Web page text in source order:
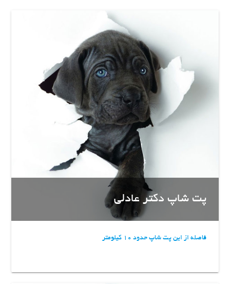
پت شاپ دکتر عادلی
فاصله از این پت شاپ حدود 10 کیلومتر